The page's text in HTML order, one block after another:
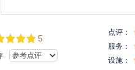
5
点评：
服务：
设施：